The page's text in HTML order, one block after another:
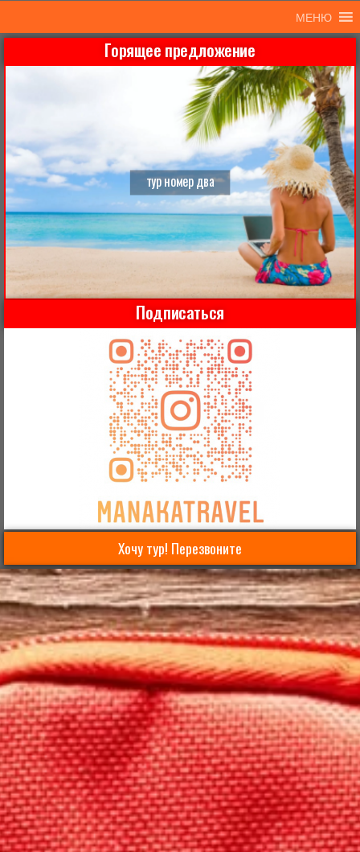
МЕНЮ
Горящее предложение
тур номер два
Подписаться
Хочу тур! Перезвоните